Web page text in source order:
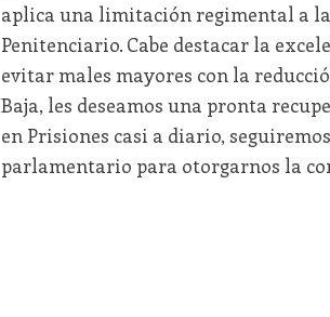
aplica una limitación regimental a
Penitenciario. Cabe destacar la
evitar males mayores con la
Baja, les deseamos una pronta
en Prisiones casi a diario,
parlamentario para otorgarnos la